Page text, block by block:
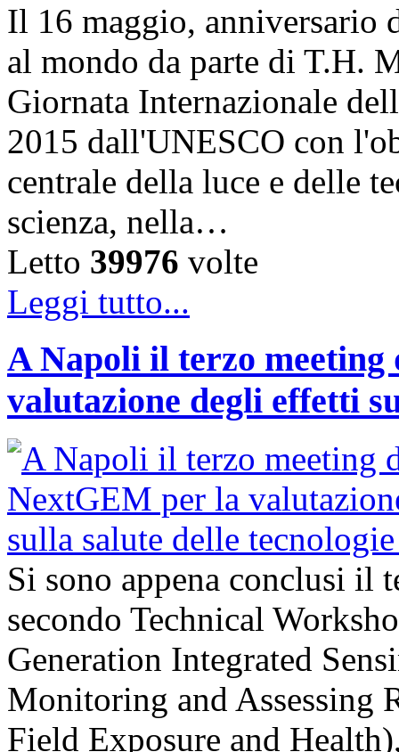
Il 16 maggio, anniversario
al mondo da parte di T.H.
Giornata Internazionale
2015 dall'UNESCO con
centrale della luce e delle
scienza, nella…
Letto 39976 volte
Leggi tutto...
A Napoli il terzo
valutazione degli effetti
Si sono appena conclusi il
secondo Technical
Generation Integrated
Monitoring and Assessing
Field Exposure and